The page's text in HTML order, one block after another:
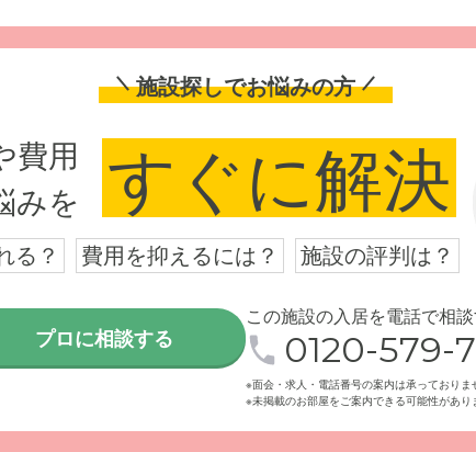
施設探しでお悩みの方
費用
みを
すぐに解決
る？ 費用を抑えるには？ 施設の評判は？
プロに相談する
この施設の入居を電話で相
0120-579-
※面会・求人・電話番号の案内は承っておりま
※未掲載のお部屋をご案内できる可能性があり